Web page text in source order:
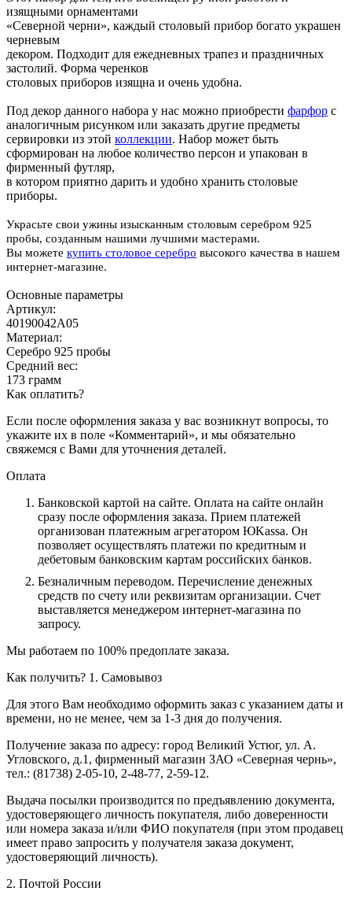
изящными орнаментами
«Северной черни», каждый столовый прибор богато украшен
черневым
декором. Подходит для ежедневных трапез и праздничных
застолий. Форма черенков
столовых приборов изящна и очень удобна.
Под декор данного набора у нас можно приобрести фарфор с
аналогичным рисунком или заказать другие предметы
сервировки из этой коллекции. Набор может быть
сформирован на любое количество персон и упакован в
фирменный футляр,
в котором приятно дарить и удобно хранить столовые
приборы.
Украсьте свои ужины изысканным столовым серебром 925
пробы, созданным нашими лучшими мастерами.
Вы можете купить столовое серебро высокого качества в нашем
интернет-магазине.
Основные параметры
Артикул:
40190042А05
Материал:
Серебро 925 пробы
Средний вес:
173 грамм
Как оплатить?
Если после оформления заказа у вас возникнут вопросы, то
укажите их в поле «Комментарий», и мы обязательно
свяжемся с Вами для уточнения деталей.
Оплата
Банковской картой на сайте. Оплата на сайте онлайн
сразу после оформления заказа. Прием платежей
организован платежным агрегатором ЮKassa. Он
позволяет осуществлять платежи по кредитным и
дебетовым банковским картам российских банков.
Безналичным переводом. Перечисление денежных
средств по счету или реквизитам организации. Счет
выставляется менеджером интернет-магазина по
запросу.
Мы работаем по 100% предоплате заказа.
Как получить? 1. Самовывоз
Для этого Вам необходимо оформить заказ с указанием даты и
времени, но не менее, чем за 1-3 дня до получения.
Получение заказа по адресу: город Великий Устюг, ул. А.
Угловского, д.1, фирменный магазин ЗАО «Северная чернь»,
тел.: (81738) 2-05-10, 2-48-77, 2-59-12.
Выдача посылки производится по предъявлению документа,
удостоверяющего личность покупателя, либо доверенности
или номера заказа и/или ФИО покупателя (при этом продавец
имеет право запросить у получателя заказа документ,
удостоверяющий личность).
2. Почтой России